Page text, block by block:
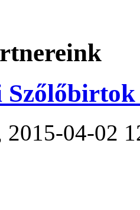
2015-04-02